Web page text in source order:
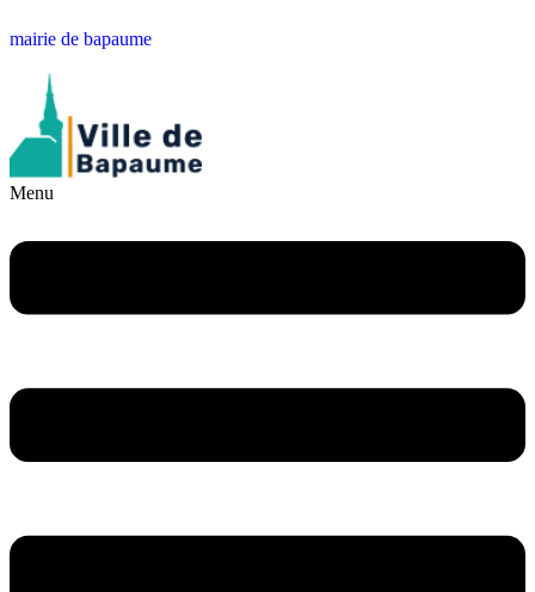
mairie de bapaume
Menu